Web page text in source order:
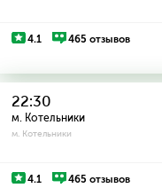
4.1 465 отзывов
22:30
м. Котельники
м. Котельники
4.1 465 отзывов